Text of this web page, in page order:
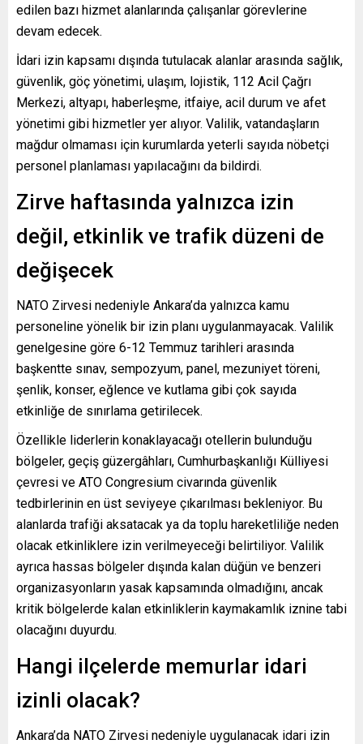
edilen bazı hizmet alanlarında çalışanlar görevlerine
devam edecek.
İdari izin kapsamı dışında tutulacak alanlar arasında sağlık,
güvenlik, göç yönetimi, ulaşım, lojistik, 112 Acil Çağrı
Merkezi, altyapı, haberleşme, itfaiye, acil durum ve afet
yönetimi gibi hizmetler yer alıyor. Valilik, vatandaşların
mağdur olmaması için kurumlarda yeterli sayıda nöbetçi
personel planlaması yapılacağını da bildirdi.
Zirve haftasında yalnızca izin
değil, etkinlik ve trafik düzeni de
değişecek
NATO Zirvesi nedeniyle Ankara’da yalnızca kamu
personeline yönelik bir izin planı uygulanmayacak. Valilik
genelgesine göre 6-12 Temmuz tarihleri arasında
başkentte sınav, sempozyum, panel, mezuniyet töreni,
şenlik, konser, eğlence ve kutlama gibi çok sayıda
etkinliğe de sınırlama getirilecek.
Özellikle liderlerin konaklayacağı otellerin bulunduğu
bölgeler, geçiş güzergâhları, Cumhurbaşkanlığı Külliyesi
çevresi ve ATO Congresium civarında güvenlik
tedbirlerinin en üst seviyeye çıkarılması bekleniyor. Bu
alanlarda trafiği aksatacak ya da toplu hareketliliğe neden
olacak etkinliklere izin verilmeyeceği belirtiliyor. Valilik
ayrıca hassas bölgeler dışında kalan düğün ve benzeri
organizasyonların yasak kapsamında olmadığını, ancak
kritik bölgelerde kalan etkinliklerin kaymakamlık iznine tabi
olacağını duyurdu.
Hangi ilçelerde memurlar idari
izinli olacak?
Ankara’da NATO Zirvesi nedeniyle uygulanacak idari izin